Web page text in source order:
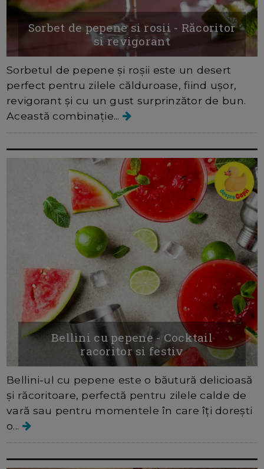
Sorbet de pepene si rosii - Răcoritor
si revigorant
Sorbetul de pepene și roșii este un desert
perfect pentru zilele călduroase, fiind ușor,
revigorant și cu un gust surprinzător de bun.
Această combinație...
Bellini cu pepene - Cocktail
racoritor si festiv
Bellini-ul cu pepene este o băutură delicioasă
și răcoritoare, perfectă pentru zilele calde de
vară sau pentru momentele în care îți dorești
o...